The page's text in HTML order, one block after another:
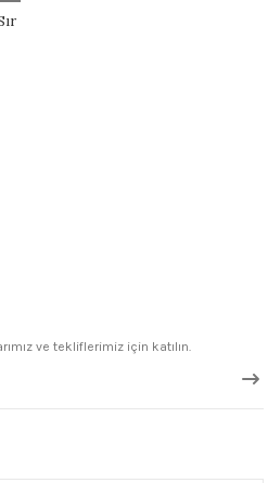
ve tekliflerimiz için katılın.